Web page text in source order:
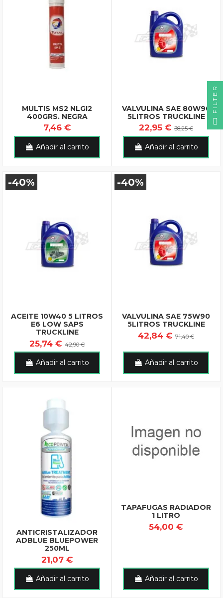
MULTIS MS2 NLGI2
400GRS. NEGRA
7,46 €
Añadir al carrito
VALVULINA SAE 80W90
5LITROS TRUCKLINE
22,95 € 38,25 €
Añadir al carrito
-40%
ACEITE 10W40 5 LITROS
E6 LOW SAPS
TRUCKLINE
25,74 € 42,90 €
Añadir al carrito
-40%
VALVULINA SAE 75W90
5LITROS TRUCKLINE
42,84 € 71,40 €
Añadir al carrito
ANTICRISTALIZADOR
ADBLUE BLUEPOWER
250ML
21,07 €
Añadir al carrito
TAPAFUGAS RADIADOR
1 LITRO
54,00 €
Añadir al carrito
FILTER